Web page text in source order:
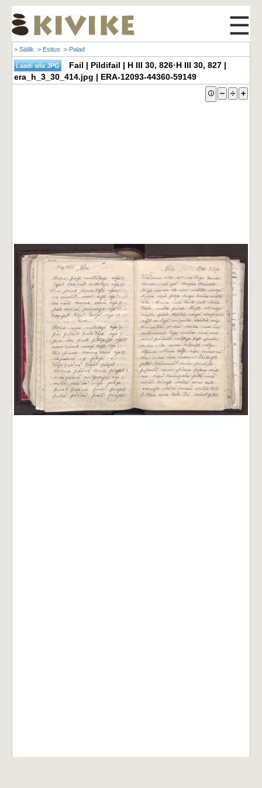
☰
> Säilik > Esitus > Palad
Fail | Pildifail | H III 30, 826·H III 30, 827 |
era_h_3_30_414.jpg | ERA-12093-44360-59149